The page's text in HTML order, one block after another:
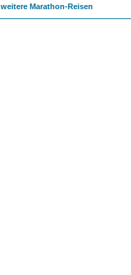
weitere Marathon-Reisen